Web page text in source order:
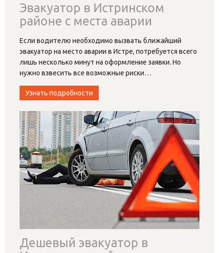
Эвакуатор в Истринском
районе с места аварии
Если водителю необходимо вызвать ближайший
эвакуатор на место аварии в Истре, потребуется всего
лишь несколько минут на оформление заявки. Но
нужно взвесить все возможные риски…
Узнать подробности
Дешевый эвакуатор в